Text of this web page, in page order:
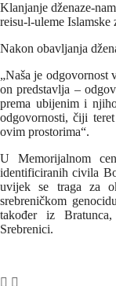
Klanjanje dženaze-
reisu-l-uleme
Nakon obavljanja
„Naša je odgovornost
on predstavlja –
prema ubijenim i
odgovornosti, čiji
ovim prostorima“.
U Memorijalnom
identificiranih civila
uvijek se traga za
srebreničkom
također iz
Srebrenici.